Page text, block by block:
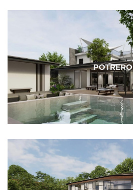
POTRERO